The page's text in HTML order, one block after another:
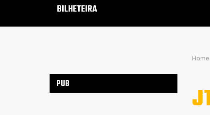
BILHETEIRA
Home
PUB